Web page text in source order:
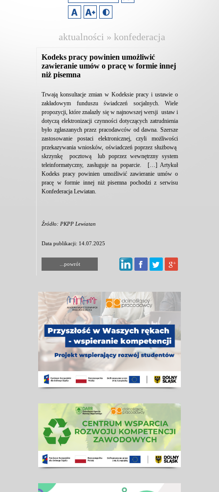
aktualności » konfederacja
Kodeks pracy powinien umożliwić
zawieranie umów o pracę w formie innej
niż pisemna
Trwają konsultacje zmian w Kodeksie pracy i ustawie o
zakładowym funduszu świadczeń socjalnych. Wiele
propozycji, które znalazły się w najnowszej wersji ustaw i
dotyczą elektronizacji czynności dotyczących zatrudnienia
było zgłaszanych przez pracodawców od dawna. Szersze
zastosowanie postaci elektronicznej, czyli możliwości
przekazywania wniosków, oświadczeń poprzez służbową
skrzynkę pocztową lub poprzez wewnętrzny system
teleinformatyczny, zasługuje na poparcie. […] Artykuł
Kodeks pracy powinien umożliwić zawieranie umów o
pracę w formie innej niż pisemna pochodzi z serwisu
Konfederacja Lewiatan.
Źródło: PKPP Lewiatan
Data publikacji: 14.07.2025
...powrót